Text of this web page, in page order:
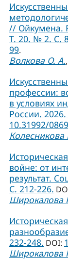
// Ойкумена.
Т. 20. № 2. С.
99.
Волкова О. А.,
профессии:
в условиях
России.
10.31992/
Колесникова
войне: от
результат.
С. 212-226.
Широкалова
232-248. DOI:
Широкалова